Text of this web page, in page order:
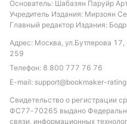
Обновлено:
Автор
Дмитрий
Основатель: Шабазян Паруйр
Учредитель Издания: Мирзоян
Главный редактор Издания:
Адрес: Москва, ул.Бутлерова 17,
259
Телефон: 8 800 777 76 76
E-mail: support@bookmaker-
Свидетельство о регистрации
ФС77-70265 выдано
связи, информационных